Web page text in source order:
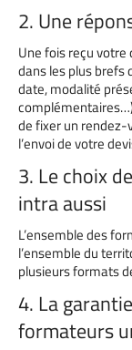
2. Une
Une fois reçu
dans les plus brefs
date, modalité
de fixer un
l’envoi de votre
3. Le choix
intra aussi
L’ensemble des
l’ensemble du
plusieurs formats
4. La
formateurs